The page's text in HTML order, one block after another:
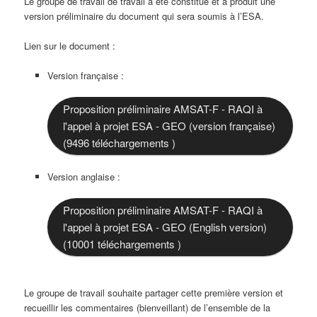
version préliminaire du document qui sera soumis à l’ESA.
Lien sur le document :
Version française :
Proposition préliminaire AMSAT-F - RAQI à
l'appel à projet ESA - GEO (version française)
(9496 téléchargements )
Version anglaise :
Proposition préliminaire AMSAT-F - RAQI à
l'appel à projet ESA - GEO (English version)
(10001 téléchargements )
Le groupe de travail souhaite partager cette première version et
recueillir les commentaires (bienveillant) de l’ensemble de la